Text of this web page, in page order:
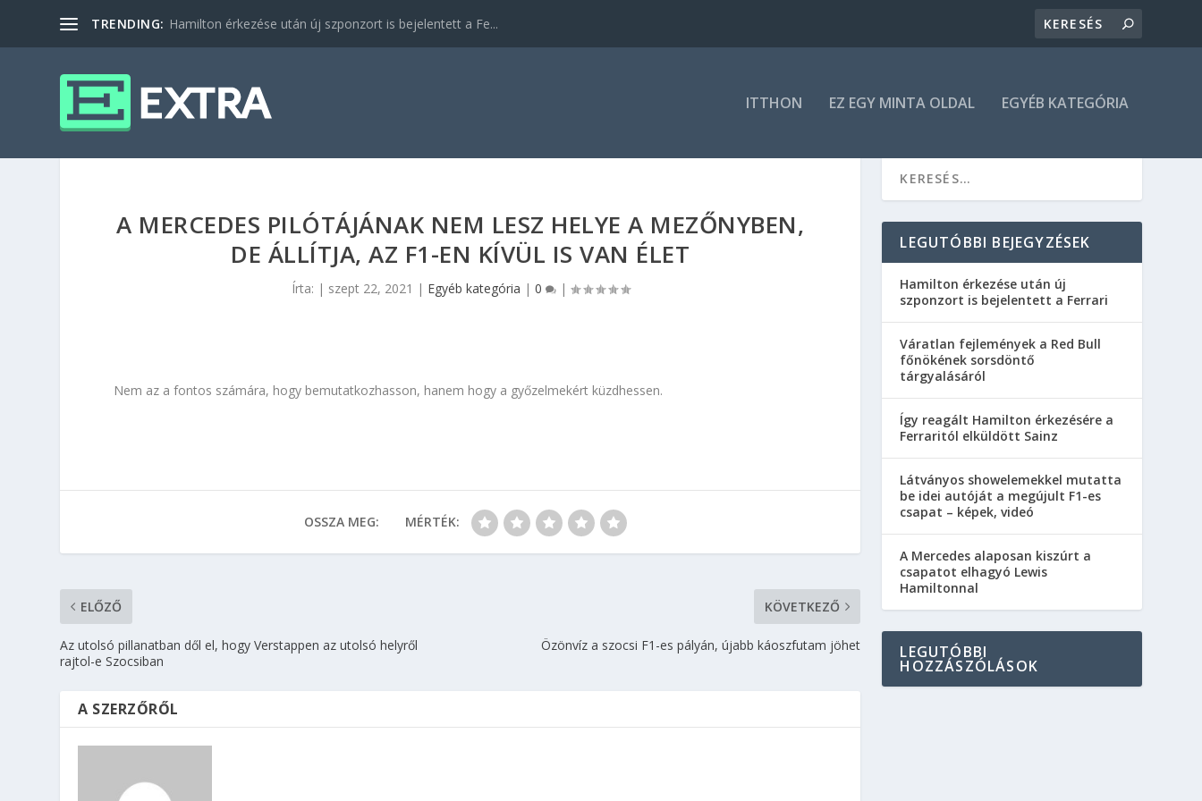
TRENDING: Hamilton érkezése után új szponzort is bejelentett a Fe...
ITTHON EZ EGY MINTA OLDAL EGYÉB KATEGÓRIA
A MERCEDES PILÓTÁJÁNAK NEM LESZ HELYE A MEZŐNYBEN,
DE ÁLLÍTJA, AZ F1-EN KÍVÜL IS VAN ÉLET
Írta: | szept 22, 2021 | Egyéb kategória | 0 |
Nem az a fontos számára, hogy bemutatkozhasson, hanem hogy a győzelmekért küzdhessen.
OSSZA MEG: MÉRTÉK:
ELŐZŐ
Az utolsó pillanatban dől el, hogy Verstappen az utolsó helyről
rajtol-e Szocsiban
KÖVETKEZŐ
Özönvíz a szocsi F1-es pályán, újabb káoszfutam jöhet
A SZERZŐRŐL
LEGUTÓBBI BEJEGYZÉSEK
Hamilton érkezése után új
szponzort is bejelentett a Ferrari
Váratlan fejlemények a Red Bull
főnökének sorsdöntő
tárgyalásáról
Így reagált Hamilton érkezésére a
Ferraritól elküldött Sainz
Látványos showelemekkel mutatta
be idei autóját a megújult F1-es
csapat – képek, videó
A Mercedes alaposan kiszúrt a
csapatot elhagyó Lewis
Hamiltonnal
LEGUTÓBBI
HOZZÁSZÓLÁSOK